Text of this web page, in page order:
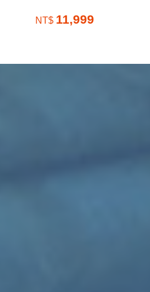
NT$ 11,999